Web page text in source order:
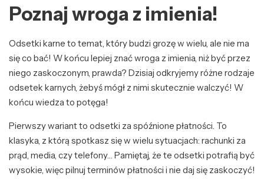
Poznaj wroga z imienia!
Odsetki karne to temat, który budzi grozę w wielu, ale nie ma
się co bać! W końcu lepiej znać wroga z imienia, niż być przez
niego zaskoczonym, prawda? Dzisiaj odkryjemy różne rodzaje
odsetek karnych, żebyś mógł z nimi skutecznie walczyć! W
końcu wiedza to potęga!
Pierwszy wariant to odsetki za spóźnione płatności. To
klasyka, z którą spotkasz się w wielu sytuacjach: rachunki za
prąd, media, czy telefony… Pamiętaj, że te odsetki potrafią być
wysokie, więc pilnuj terminów płatności i nie daj się zaskoczyć!